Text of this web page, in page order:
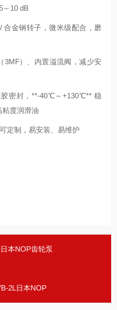
～10 dB
合金钢转子，微米级配合，磨
3MF）、内置溢流阀，减少安
胶密封，**-40℃～+130℃** 稳
粘度润滑油
定制，易安装、易维护
本NOP齿轮泵
2L日本NOP